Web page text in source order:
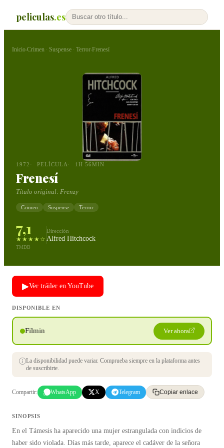
peliculas.es
Inicio›Crimen · Suspense · Terror›Frenesí
1972 PELÍCULA 1H 56MIN
Frenesí
Título original: Frenzy
Crimen Suspense Terror
7,1
★★★★☆
TMDB
Dirección
Alfred Hitchcock
▶Ver tráiler en YouTube
DISPONIBLE EN
Filmin Ver ahora
La disponibilidad puede variar. Comprueba siempre en la plataforma antes
de suscribirte.
Compartir: WhatsApp X Telegram Copiar enlace
SINOPSIS
En el Támesis ha aparecido una mujer estrangulada con indicios de
haber sido violada. Días más tarde, aparece el cadáver de la señora